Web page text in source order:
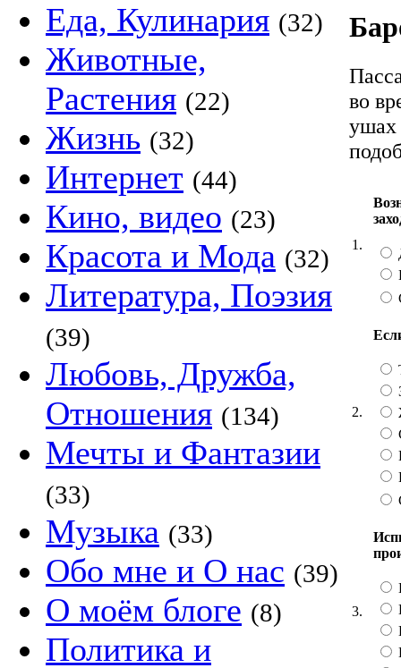
Еда, Кулинария (32)
Животные,
Растения (22)
Жизнь (32)
Интернет (44)
Кино, видео (23)
Красота и Мода (32)
Литература, Поэзия
(39)
Любовь, Дружба,
Отношения (134)
Мечты и Фантазии
(33)
Музыка (33)
Обо мне и О нас (39)
О моём блоге (8)
Политика и
во
ушах
1.
2.
3.